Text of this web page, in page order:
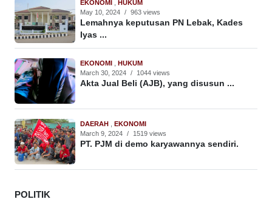
EKONOMI , HUKUM
May 10, 2024 / 963 views
Lemahnya keputusan PN Lebak, Kades
Iyas ...
EKONOMI , HUKUM
March 30, 2024 / 1044 views
Akta Jual Beli (AJB), yang disusun ...
DAERAH , EKONOMI
March 9, 2024 / 1519 views
PT. PJM di demo karyawannya sendiri.
POLITIK